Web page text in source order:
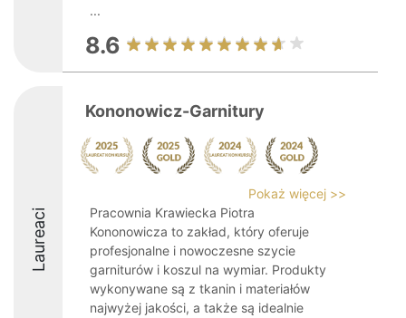
...
8.6
Laureaci
Kononowicz-Garnitury
Pokaż więcej >>
Pracownia Krawiecka Piotra
Kononowicza to zakład, który oferuje
profesjonalne i nowoczesne szycie
garniturów i koszul na wymiar. Produkty
wykonywane są z tkanin i materiałów
najwyżej jakości, a także są idealnie